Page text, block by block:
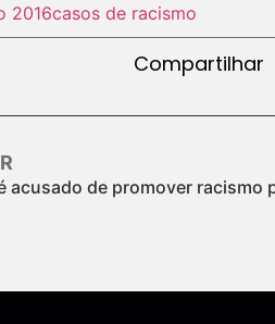
2016casos de racismo
Compartilhar
acusado de promover racismo